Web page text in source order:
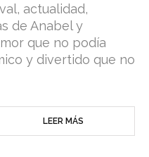
actualidad,
de Anabel y
que no podía
y divertido que no
LEER MÁS